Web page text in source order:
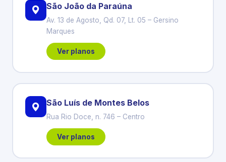
São João da Paraúna
Av. 13 de Agosto, Qd. 07, Lt. 05 – Gersino
Marques
Ver planos
São Luís de Montes Belos
Rua Rio Doce, n. 746 – Centro
Ver planos